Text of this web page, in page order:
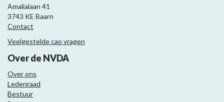
Amalialaan 41
3743 KE Baarn
Contact
Veelgestelde cao vragen
Over de NVDA
Over ons
Ledenraad
Bestuur